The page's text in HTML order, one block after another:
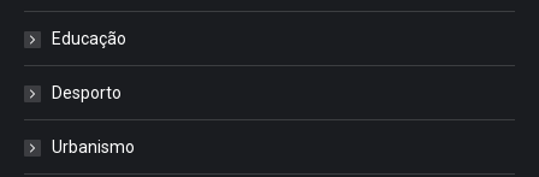
Educação
Desporto
Urbanismo